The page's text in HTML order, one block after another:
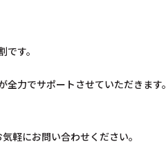
す。
力でサポートさせていただきます。
軽にお問い合わせください。